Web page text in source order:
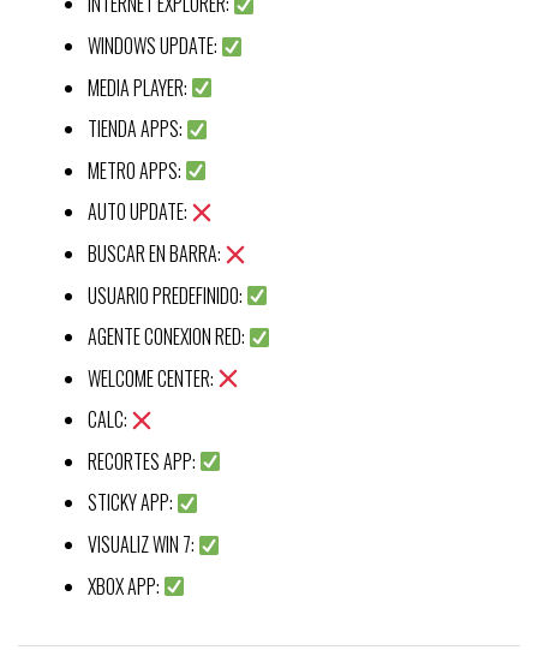
WINDOWS UPDATE:
MEDIA PLAYER:
TIENDA APPS:
METRO APPS:
AUTO UPDATE:
BUSCAR EN BARRA:
USUARIO PREDEFINIDO:
AGENTE CONEXION RED:
WELCOME CENTER:
CALC:
RECORTES APP:
STICKY APP:
VISUALIZ WIN 7:
XBOX APP: